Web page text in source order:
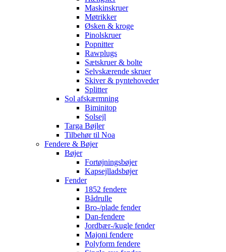
Maskinskruer
Møtrikker
Øsken & kroge
Pinolskruer
Popnitter
Rawplugs
Sætskruer & bolte
Selvskærende skruer
Skiver & pyntehoveder
Splitter
Sol afskærmning
Biminitop
Solsejl
Targa Bøjler
Tilbehør til Noa
Fendere & Bøjer
Bøjer
Fortøjningsbøjer
Kapsejlladsbøjer
Fender
1852 fendere
Bådrulle
Bro-/plade fender
Dan-fendere
Jordbær-/kugle fender
Majoni fendere
Polyform fendere